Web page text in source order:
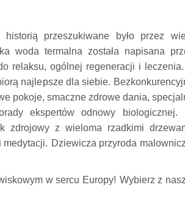
przeszukiwane było przez
woda termalna została napisana
relaksu, ogólnej regeneracji i leczenia.
najlepsze dla siebie.
pokoje, smaczne zdrowe dania,
ekspertów odnowy biologicznej.
zdrojowy z wieloma rzadkimi
medytacji. Dziewicza przyroda
w sercu Europy! Wybierz z